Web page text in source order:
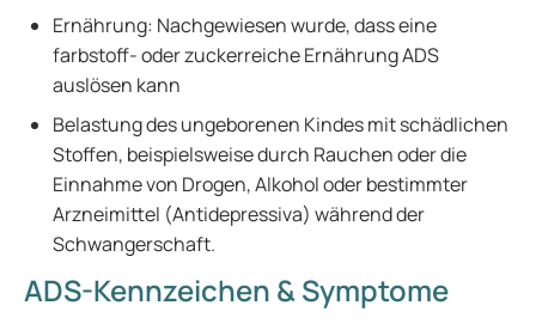
Ernährung: Nachgewiesen wurde, dass eine
farbstoff- oder zuckerreiche Ernährung ADS
auslösen kann
Belastung des ungeborenen Kindes mit schädlichen
Stoffen, beispielsweise durch Rauchen oder die
Einnahme von Drogen, Alkohol oder bestimmter
Arzneimittel (Antidepressiva) während der
Schwangerschaft.
ADS-Kennzeichen & Symptome